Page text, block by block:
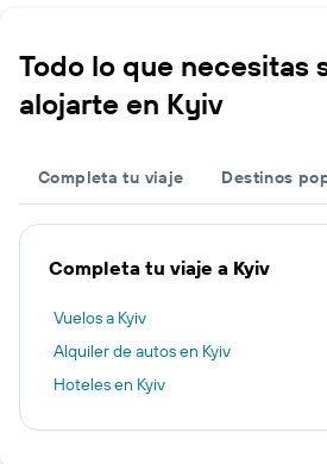
Todo lo que necesitas
alojarte en Kyiv
Completa tu viaje Destinos
Completa tu viaje a Kyiv
Vuelos a Kyiv
Alquiler de autos en Kyiv
Hoteles en Kyiv